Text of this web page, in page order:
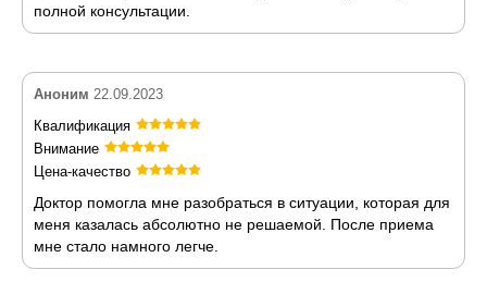
полной консультации.
Аноним 22.09.2023
Квалификация
Внимание
Цена-качество
Доктор помогла мне разобраться в ситуации, которая для
меня казалась абсолютно не решаемой. После приема
мне стало намного легче.